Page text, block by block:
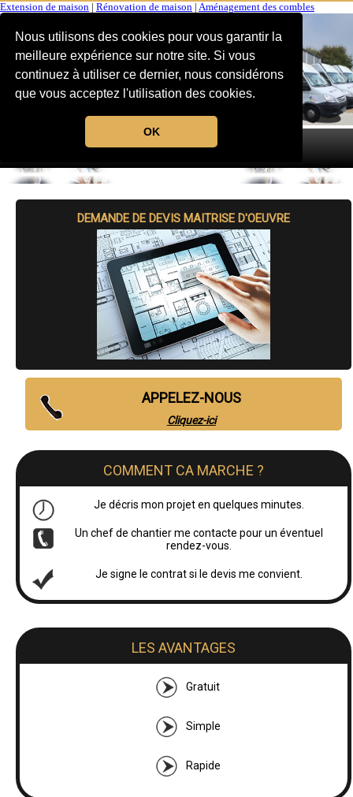
Nous utilisons des cookies pour vous garantir la
meilleure expérience sur notre site. Si vous
continuez à utiliser ce dernier, nous considérons
que vous acceptez l'utilisation des cookies.
OK
Extension de maison Rénovation de maison Aménagement des combles
MENU
DEMANDE DE DEVIS MAITRISE D'OEUVRE
APPELEZ-NOUS
Cliquez-ici
COMMENT CA MARCHE ?
Je décris mon projet en quelques minutes.
Un chef de chantier me contacte pour un éventuel
rendez-vous.
Je signe le contrat si le devis me convient.
LES AVANTAGES
Gratuit
Simple
Rapide